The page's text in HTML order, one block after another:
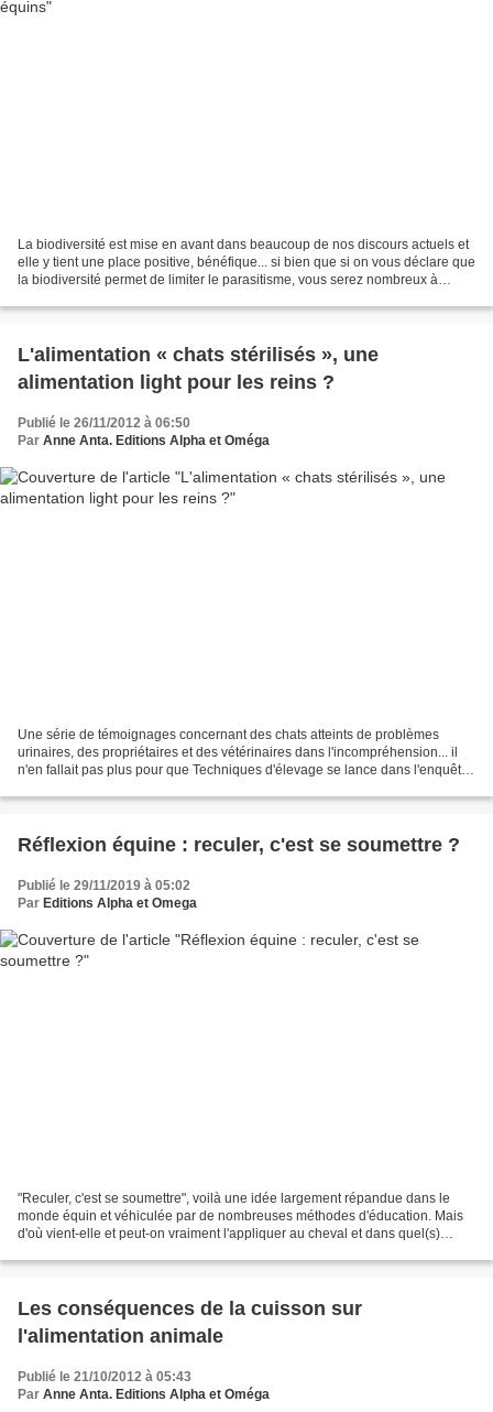
La biodiversité est mise en avant dans beaucoup de nos discours actuels et
elle y tient une place positive, bénéfique... si bien que si on vous déclare que
la biodiversité permet de limiter le parasitisme, vous serez nombreux à
L'alimentation « chats stérilisés », une
alimentation light pour les reins ?
Publié le 26/11/2012 à 06:50
Par Anne Anta. Editions Alpha et Oméga
Une série de témoignages concernant des chats atteints de problèmes
urinaires, des propriétaires et des vétérinaires dans l'incompréhension... il
n'en fallait pas plus pour que Techniques d'élevage se lance dans l'enquête.
Réflexion équine : reculer, c'est se soumettre ?
Publié le 29/11/2019 à 05:02
Par Editions Alpha et Omega
"Reculer, c'est se soumettre", voilà une idée largement répandue dans le
monde équin et véhiculée par de nombreuses méthodes d'éducation. Mais
d'où vient-elle et peut-on vraiment l'appliquer au cheval et dans quel(s)
Les conséquences de la cuisson sur
l'alimentation animale
Publié le 21/10/2012 à 05:43
Par Anne Anta. Editions Alpha et Oméga